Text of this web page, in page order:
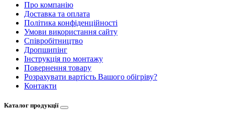
Про компанію
Доставка та оплата
Політика конфіденційності
Умови використання сайту
Співробітництво
Дропшипінг
Інструкція по монтажу
Повернення товару
Розрахувати вартість Вашого обігріву?
Контакти
Каталог продукції